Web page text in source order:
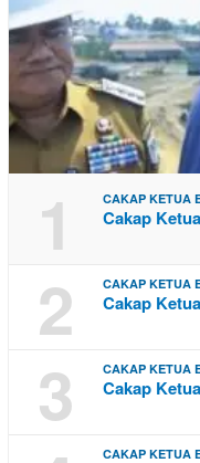
1 CAKAP KETUA
Cakap
2 CAKAP KETUA
Cakap
3 CAKAP KETUA
Cakap
CAKAP KETUA